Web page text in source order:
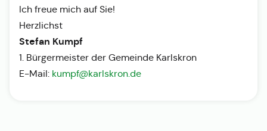
Ich freue mich auf Sie!
Herzlichst
Stefan Kumpf
1. Bürgermeister der Gemeinde Karlskron
E-Mail: kumpf@karlskron.de